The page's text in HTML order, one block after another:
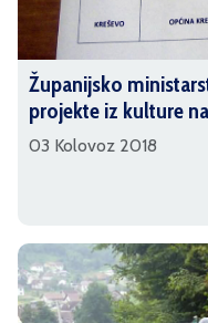
Županijsko
projekte iz kulture
03 Kolovoz 2018